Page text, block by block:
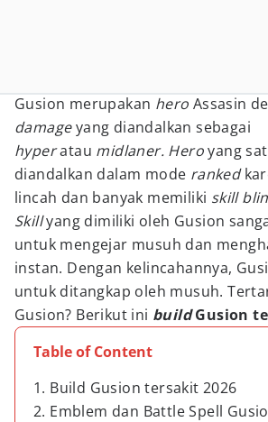
Gusion merupakan hero Assasin
damageyang diandalkan sebagai
hyperatau midlaner. Heroyang
diandalkan dalam mode ranked
lincah dan banyak memiliki skill
Skillyang dimiliki oleh Gusion
untuk mengejar musuh dan
instan. Dengan kelincahannya,
untuk ditangkap oleh musuh.
Gusion? Berikut ini buildGusion
Table of Content
1. Build Gusion tersakit 2026
2. Emblem dan Battle Spell